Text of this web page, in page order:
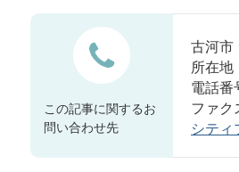
この記事に関するお
問い合わせ先
古河市
所在地
電話番
ファク
シティ